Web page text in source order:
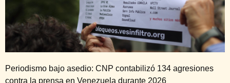
Periodismo bajo asedio: CNP contabilizó 134 agresiones
contra la prensa en Venezuela durante 2026